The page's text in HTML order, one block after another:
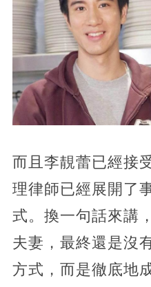
而且李靚蕾已經接
理律師已經展開了
式。換一句話來講
夫妻，最終還是沒
方式，而是徹底地